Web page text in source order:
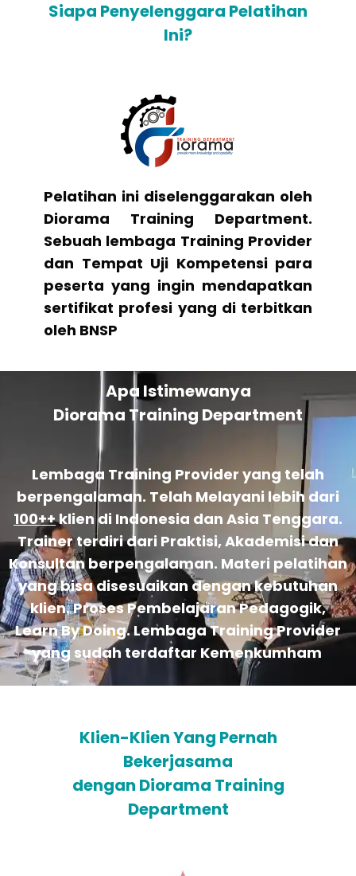
Siapa Penyelenggara Pelatihan
Ini?
Pelatihan ini diselenggarakan oleh
Diorama Training Department.
Sebuah lembaga Training Provider
dan Tempat Uji Kompetensi para
peserta yang ingin mendapatkan
sertifikat profesi yang di terbitkan
oleh BNSP
Apa Istimewanya
Diorama Training Department
Lembaga Training Provider yang telah
berpengalaman. Telah Melayani lebih dari
100++klien di Indonesia dan Asia Tenggara.
Trainer terdiri dari Praktisi, Akademisi dan
Konsultan berpengalaman. Materi pelatihan
yang bisa disesuaikan dengan kebutuhan
klien. Proses Pembelajaran Pedagogik,
Learn By Doing. Lembaga Training Provider
yang sudah terdaftar Kemenkumham
Klien-Klien Yang Pernah
Bekerjasama
dengan Diorama Training
Department